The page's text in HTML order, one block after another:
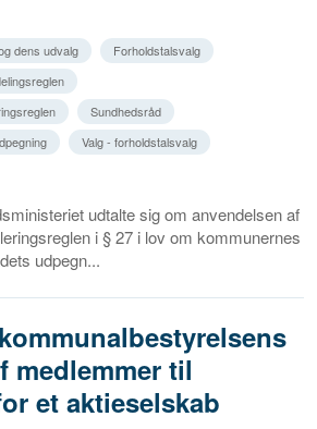
dens udvalg
Forholdstalsvalg
Sundhedsråd
Valg - forholdstalsvalg
udtalte sig om anvendelsen af
i § 27 i lov om kommunernes
udpegn...
medlemmer til
et aktieselskab